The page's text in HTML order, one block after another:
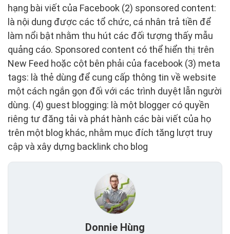
hạng bài viết của Facebook (2) sponsored content:
là nội dung được các tổ chức, cá nhân trả tiền để
làm nổi bật nhằm thu hút các đối tượng thấy mẫu
quảng cáo. Sponsored content có thể hiển thị trên
New Feed hoặc cột bên phải của facebook (3) meta
tags: là thẻ dùng để cung cấp thông tin về website
một cách ngắn gọn đối với các trình duyệt lẫn người
dùng. (4) guest blogging: là một blogger có quyền
riêng tư đăng tải và phát hành các bài viết của họ
trên một blog khác, nhằm mục đích tăng lượt truy
cập và xây dựng backlink cho blog
Donnie Hùng